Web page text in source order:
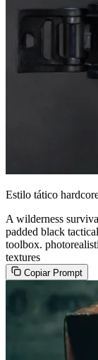
Estilo tático
A wilderness
padded black
toolbox.
textures
Copiar Prompt